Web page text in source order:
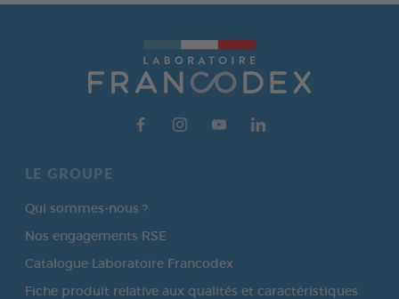
LE GROUPE
Qui sommes-nous ?
Nos engagements RSE
Catalogue Laboratoire Francodex
Fiche produit relative aux qualités et caractéristiques